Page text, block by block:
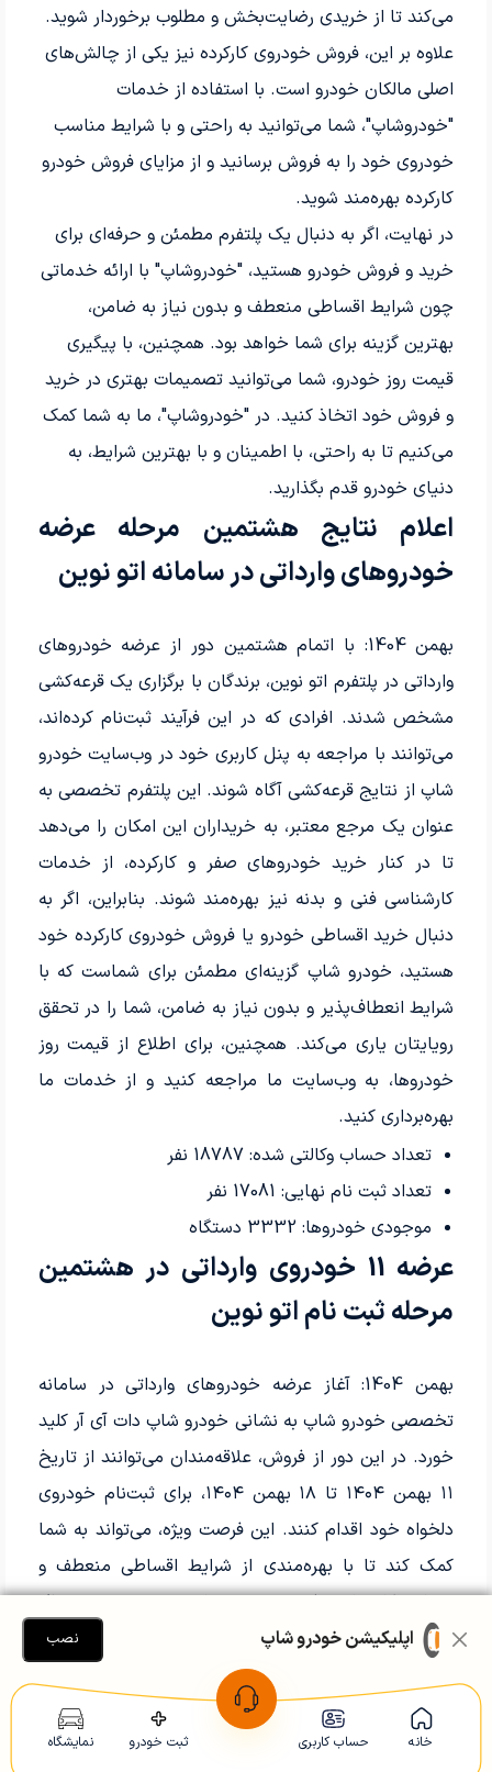
می‌کند تا از خریدی رضایت‌بخش و مطلوب برخوردار شوید.
علاوه بر این، فروش خودروی کارکرده نیز یکی از چالش‌های
اصلی مالکان خودرو است. با استفاده از خدمات
"خودروشاپ"، شما می‌توانید به راحتی و با شرایط مناسب
خودروی خود را به فروش برسانید و از مزایای فروش خودرو
کارکرده بهره‌مند شوید.
در نهایت، اگر به دنبال یک پلتفرم مطمئن و حرفه‌ای برای
خرید و فروش خودرو هستید، "خودروشاپ" با ارائه خدماتی
چون شرایط اقساطی منعطف و بدون نیاز به ضامن،
بهترین گزینه برای شما خواهد بود. همچنین، با پیگیری
قیمت روز خودرو، شما می‌توانید تصمیمات بهتری در خرید
و فروش خود اتخاذ کنید. در "خودروشاپ"، ما به شما کمک
می‌کنیم تا به راحتی، با اطمینان و با بهترین شرایط، به
دنیای خودرو قدم بگذارید.
اعلام نتایج هشتمین مرحله عرضه
خودروهای وارداتی در سامانه اتو نوین
بهمن 1404: با اتمام هشتمین دور از عرضه خودروهای
وارداتی در پلتفرم اتو نوین، برندگان با برگزاری یک قرعه‌کشی
مشخص شدند. افرادی که در این فرآیند ثبت‌نام کرده‌اند،
می‌توانند با مراجعه به پنل کاربری خود در وب‌سایت خودرو
شاپ از نتایج قرعه‌کشی آگاه شوند. این پلتفرم تخصصی به
عنوان یک مرجع معتبر، به خریداران این امکان را می‌دهد
تا در کنار خرید خودروهای صفر و کارکرده، از خدمات
کارشناسی فنی و بدنه نیز بهره‌مند شوند. بنابراین، اگر به
دنبال خرید اقساطی خودرو یا فروش خودروی کارکرده خود
هستید، خودرو شاپ گزینه‌ای مطمئن برای شماست که با
شرایط انعطاف‌پذیر و بدون نیاز به ضامن، شما را در تحقق
رویایتان یاری می‌کند. همچنین، برای اطلاع از قیمت روز
خودروها، به وب‌سایت ما مراجعه کنید و از خدمات ما
بهره‌برداری کنید.
تعداد حساب وکالتی شده: 18787 نفر
تعداد ثبت نام نهایی: 17081 نفر
موجودی خودروها: 3332 دستگاه
عرضه 11 خودروی وارداتی در هشتمین
مرحله ثبت نام اتو نوین
بهمن 1404: آغاز عرضه خودروهای وارداتی در سامانه
تخصصی خودرو شاپ به نشانی خودرو شاپ دات آی آر کلید
خورد. در این دور از فروش، علاقه‌مندان می‌توانند از تاریخ
۱۱ بهمن ۱۴۰۴ تا ۱۸ بهمن ۱۴۰۴، برای ثبت‌نام خودروی
دلخواه خود اقدام کنند. این فرصت ویژه، می‌تواند به شما
کمک کند تا با بهره‌مندی از شرایط اقساطی منعطف و
ضمانت کارشناسی فنی و بدنه، به راحتی خودروی مورد نظر
خود را خریداری کنید. فراموش نکنید که خودرو شاپ،
پلتفرمی معتبر برای خرید و فروش خودروهای کارکرده و
صفر از سال ۱۳۹۰ به بالا است، که به شما این امکان را
می‌دهد تا از قیمت روز خودروها آگاه شوید و بهترین
خانه حساب کاربری ثبت خودرو نمایشگاه
اپلیکیشن خودرو شاپ نصب